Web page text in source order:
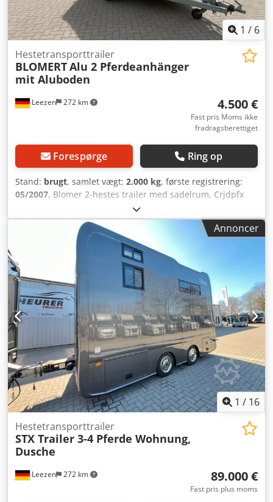
1 / 6
Leezen 272 km
Hestetransporttrailer
BLOMERTAlu 2 Pferdeanhänger
mit Aluboden
4.500 €
Fast pris Moms ikke
fradragsberettiget
Forespørge Ring op
Stand: brugt, samlet vægt: 2.000 kg, første registrering:
05/2007, Blomer 2-hestes trailer med sadelrum, Crjdpfx
Asy Hnqwscdjf Totalvægt: 2.000 kg Sadelrum,
aluminiumsbund og meget mere. Der tages forbehold for
fejl og ændringer. * SALG NETTOPRIS MULIGT * Attraktiv
leasingtilbud muligt * STRAKS LEVERINGSKLAR Placering
og besigtigelse af vores køretøjer: STX HORSETRUCKS
GERMANY Hamburgerstrasse 61 23816 Leezen Salg og
service af alle fabrikater inden for hestetransportere og
trailere. Venligst aftal tid på forhånd med Richard Theurer
Andreas Theurer
Annoncer
1 / 16
Leezen 272 km
Hestetransporttrailer
STX Trailer 3-4 Pferde Wohnung,
Dusche
89.000 €
Fast pris plus moms